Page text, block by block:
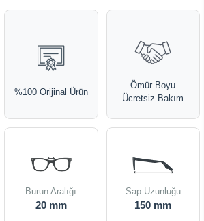
%100 Orijinal Ürün
Ömür Boyu
Ücretsiz Bakım
Burun Aralığı
20 mm
Sap Uzunluğu
150 mm